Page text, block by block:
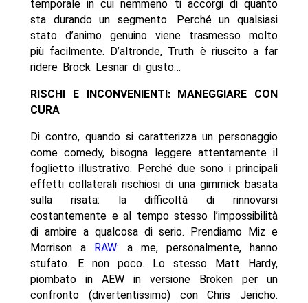
temporale in cui nemmeno ti accorgi di quanto
sta durando un segmento. Perché un qualsiasi
stato d’animo genuino viene trasmesso molto
più facilmente. D’altronde, Truth è riuscito a far
ridere Brock Lesnar di gusto…
RISCHI E INCONVENIENTI: MANEGGIARE CON
CURA
Di contro, quando si caratterizza un personaggio
come comedy, bisogna leggere attentamente il
foglietto illustrativo. Perché due sono i principali
effetti collaterali rischiosi di una gimmick basata
sulla risata: la difficoltà di rinnovarsi
costantemente e al tempo stesso l’impossibilità
di ambire a qualcosa di serio. Prendiamo Miz e
Morrison a
RAW: a me, personalmente, hanno
stufato. E non poco. Lo stesso Matt Hardy,
piombato in AEW in versione Broken per un
confronto (divertentissimo) con Chris Jericho.